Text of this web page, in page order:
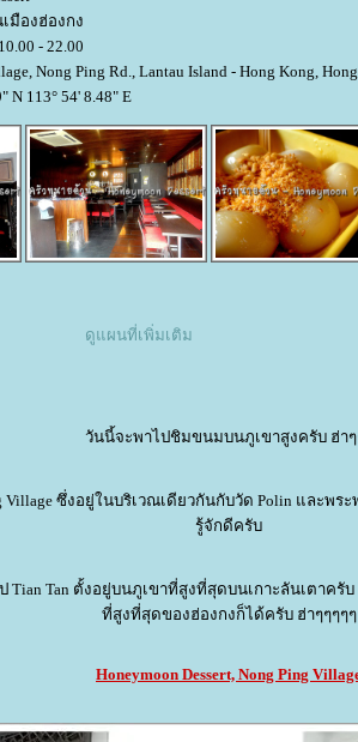
มืองฮ่องกง
- 22.00
Nong Ping Rd., Lantau Island - Hong Kong,
N 113° 54' 8.48" E
ดูแผนที่เพิ่มเติม
วันนี้จะพาไปชิมขนมบนภูเขาสูงครับ ฮ่าๆ
Village ซึ่งอยู่ในบริเวณเดียวกันกับวัด Polin และพ
รู้จักดีครับ
Tian Tan ตั้งอยู่บนภูเขาที่สูงที่สุดบนเกาะลันเตาครั
ที่สูงที่สุดของฮ่องกงก็ได้ครับ ฮ่าๆๆๆๆๆ
Honeymoon Dessert, Nong Ping